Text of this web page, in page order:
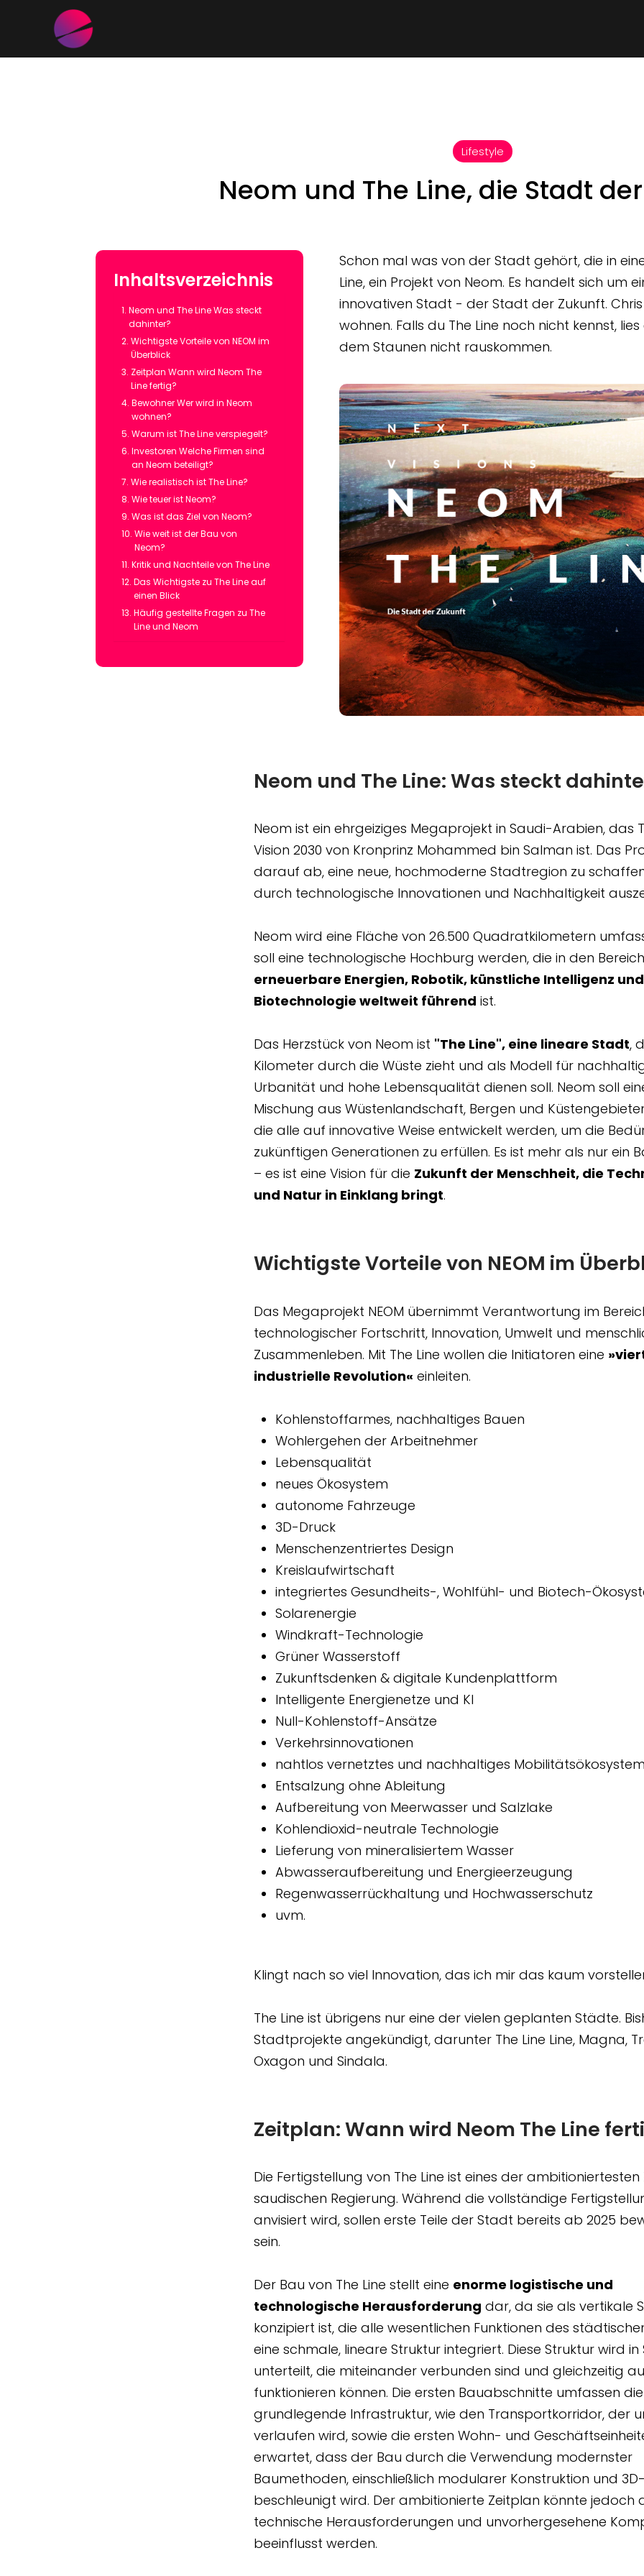
Lifestyle
Neom und The Line, die Stadt
Inhaltsverzeichnis
Neom und The Line Was steckt
dahinter?
Wichtigste Vorteile von NEOM im
Überblick
Zeitplan Wann wird Neom The
Line fertig?
Bewohner Wer wird in Neom
wohnen?
Warum ist The Line verspiegelt?
Investoren Welche Firmen sind
an Neom beteiligt?
Wie realistisch ist The Line?
Wie teuer ist Neom?
Was ist das Ziel von Neom?
Wie weit ist der Bau von
Neom?
Kritik und Nachteile von The Line
Das Wichtigste zu The Line auf
einen Blick
Häufig gestellte Fragen zu The
Line und Neom
Schon mal was von der Stadt gehört, die in
Line, ein Projekt von Neom. Es handelt sich um
innovativen Stadt - der Stadt der Zukunft.
wohnen. Falls du The Line noch nicht kennst,
dem Staunen nicht rauskommen.
Neom und The Line: Was steckt
Neom ist ein ehrgeiziges Megaprojekt in Saudi-Arabien, das
Vision 2030 von Kronprinz Mohammed bin Salman ist. Das
darauf ab, eine neue, hochmoderne Stadtregion zu
durch technologische Innovationen und Nachhaltigkeit
Neom wird eine Fläche von 26.500 Quadratkilometern
soll eine technologische Hochburg werden, die in den
erneuerbare Energien, Robotik, künstliche Intelligenz und
Biotechnologie weltweit führend ist.
Das Herzstück von Neom ist "The Line", eine lineare Stadt,
Kilometer durch die Wüste zieht und als Modell für
Urbanität und hohe Lebensqualität dienen soll. Neom soll
Mischung aus Wüstenlandschaft, Bergen und
die alle auf innovative Weise entwickelt werden, um die
zukünftigen Generationen zu erfüllen. Es ist mehr als nur ein
– es ist eine Vision für die Zukunft der Menschheit, die
und Natur in Einklang bringt.
Wichtigste Vorteile von NEOM im
Das Megaprojekt NEOM übernimmt Verantwortung im
technologischer Fortschritt, Innovation, Umwelt und
Zusammenleben. Mit The Line wollen die Initiatoren eine
industrielle Revolution« einleiten.
Kohlenstoffarmes, nachhaltiges Bauen
Wohlergehen der Arbeitnehmer
Lebensqualität
neues Ökosystem
autonome Fahrzeuge
3D-Druck
Menschenzentriertes Design
Kreislaufwirtschaft
integriertes Gesundheits-, Wohlfühl- und Biotech-
Solarenergie
Windkraft-Technologie
Grüner Wasserstoff
Zukunftsdenken & digitale Kundenplattform
Intelligente Energienetze und KI
Null-Kohlenstoff-Ansätze
Verkehrsinnovationen
nahtlos vernetztes und nachhaltiges Mobilitätsökosystem
Entsalzung ohne Ableitung
Aufbereitung von Meerwasser und Salzlake
Kohlendioxid-neutrale Technologie
Lieferung von mineralisiertem Wasser
Abwasseraufbereitung und Energieerzeugung
Regenwasserrückhaltung und Hochwasserschutz
uvm.
Klingt nach so viel Innovation, das ich mir das kaum
The Line ist übrigens nur eine der vielen geplanten Städte.
Stadtprojekte angekündigt, darunter The Line Line, Magna,
Oxagon und Sindala.
Zeitplan: Wann wird Neom The Line
Die Fertigstellung von The Line ist eines der ambitioniertesten
saudischen Regierung. Während die vollständige
anvisiert wird, sollen erste Teile der Stadt bereits ab 2025
sein.
Der Bau von The Line stellt eine enorme logistische und
technologische Herausforderung dar, da sie als vertikale
konzipiert ist, die alle wesentlichen Funktionen des
eine schmale, lineare Struktur integriert. Diese Struktur wird
unterteilt, die miteinander verbunden sind und gleichzeitig
funktionieren können. Die ersten Bauabschnitte umfassen die
grundlegende Infrastruktur, wie den Transportkorridor, der
verlaufen wird, sowie die ersten Wohn- und
erwartet, dass der Bau durch die Verwendung modernster
Baumethoden, einschließlich modularer Konstruktion und
beschleunigt wird. Der ambitionierte Zeitplan könnte jedoch
technische Herausforderungen und unvorhergesehene
beeinflusst werden.